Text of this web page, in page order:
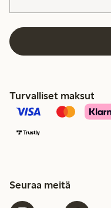
Turvalliset maksut
Seuraa meitä